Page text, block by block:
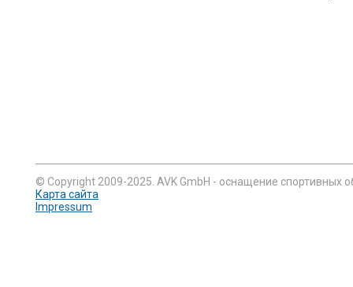
© Copyright 2009-2025. AVK GmbH - оснащение спортивных
Карта сайта
Impressum